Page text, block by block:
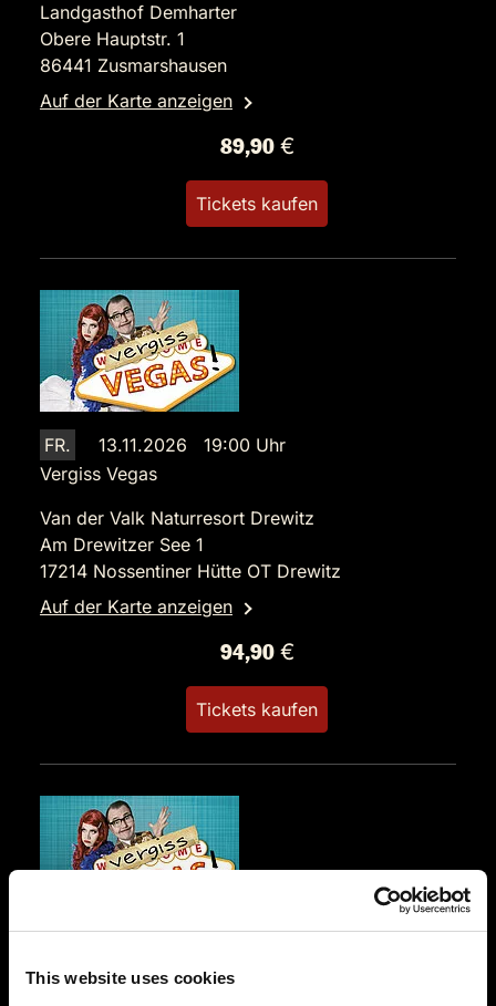
This website uses cookies
Landgasthof Demharter
Obere Hauptstr. 1
86441 Zusmarshausen
Auf der Karte anzeigen
89,90 €
Tickets kaufen
FR.
13.11.2026 19:00 Uhr
Vergiss Vegas
Van der Valk Naturresort Drewitz
Am Drewitzer See 1
17214 Nossentiner Hütte OT Drewitz
Auf der Karte anzeigen
94,90 €
Tickets kaufen
Vergiss Vegas